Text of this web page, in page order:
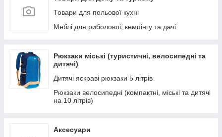
Меблі для кухні та їдальні
Меблі для офісу та дому
Меблі для зберігання речей
Підлогові і настінні дзеркала
Дитячі ліжка-машини
Новинки меблів
Кухні готові
Товари для польової кухні
Меблі для риболовлі, кемпінгу та дачі
Рюкзаки міські (туристичні, велосипедні та
дитячі)
Дитячі яскраві рюкзаки 5 літрів
Рюкзаки велосипедні (компактні, міські та дитячі
на 10 літрів)
Аксесуари